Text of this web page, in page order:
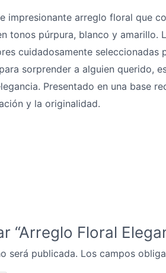
impresionante arreglo floral que
tonos púrpura, blanco y amarillo.
cuidadosamente
sorprender a alguien querido,
Presentado en una base
y la originalidad.
“Arreglo Floral
será publicada. Los campos